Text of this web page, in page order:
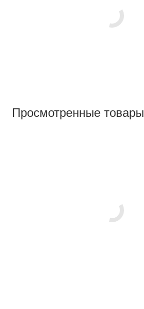
Просмотренные товары